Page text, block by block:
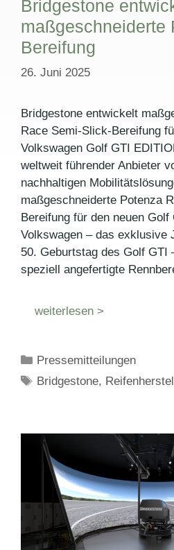
Bridgestone
maßgeschneiderte
Bereifung
26. Juni 2025
Bridgestone entwickelt
Race Semi-Slick-Bereifung
Volkswagen Golf GTI
weltweit führender Anbieter
nachhaltigen
maßgeschneiderte Potenza
Bereifung für den neuen
Volkswagen – das exklusive
50. Geburtstag des Golf GTI
speziell angefertigte
weiterlesen >
Kategorien
Pressemitteilungen
Schlagwörter
Bridgestone,